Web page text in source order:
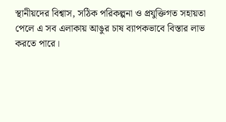
স্থানীয়দের বিশ্বাস, সঠিক পরিকল্পনা ও প্রযুক্তিগত সহায়তা
পেলে এ সব এলাকায় আঙুর চাষ ব্যাপকভাবে বিস্তার লাভ
করতে পারে।